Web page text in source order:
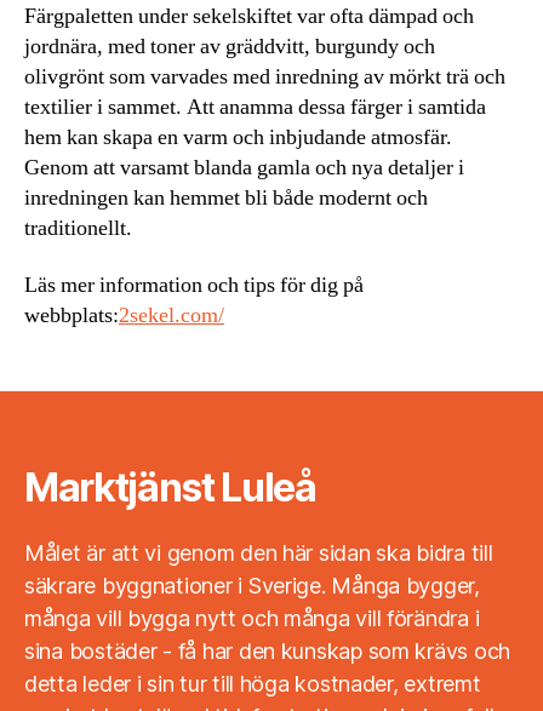
Färgpaletten under sekelskiftet var ofta dämpad och
jordnära, med toner av gräddvitt, burgundy och
olivgrönt som varvades med inredning av mörkt trä och
textilier i sammet. Att anamma dessa färger i samtida
hem kan skapa en varm och inbjudande atmosfär.
Genom att varsamt blanda gamla och nya detaljer i
inredningen kan hemmet bli både modernt och
traditionellt.
Läs mer information och tips för dig på
webbplats:2sekel.com/
Marktjänst Luleå
Målet är att vi genom den här sidan ska bidra till
säkrare byggnationer i Sverige. Många bygger,
många vill bygga nytt och många vill förändra i
sina bostäder - få har den kunskap som krävs och
detta leder i sin tur till höga kostnader, extremt